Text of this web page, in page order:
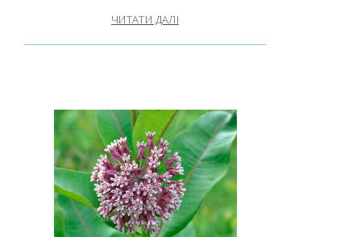
ЧИТАТИ ДАЛІ